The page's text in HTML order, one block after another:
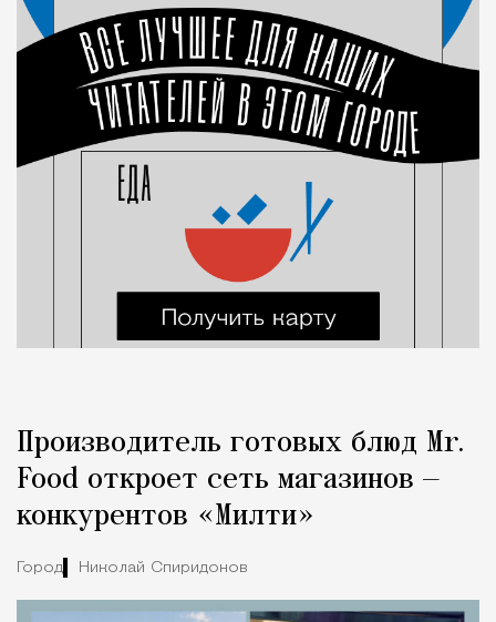
Производитель готовых блюд Mr.
Food откроет сеть магазинов —
конкурентов «Милти»
Город Николай Спиридонов